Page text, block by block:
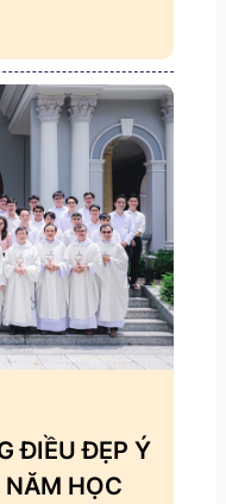
ĐIỀU ĐẸP Ý
NĂM HỌC